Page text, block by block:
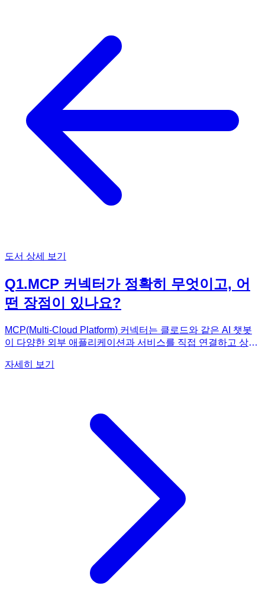
도서 상세 보기
Q1.MCP 커넥터가 정확히 무엇이고, 어
떤 장점이 있나요?
MCP(Multi-Cloud Platform) 커넥터는 클로드와 같은 AI 챗봇
이 다양한 외부 애플리케이션과 서비스를 직접 연결하고 상호
스트 기반의 답변을 제공하는 데 그쳤다면, MCP 커넥터를 활
가장 큰 장점은 AI의 활용 범위를 '대답을 잘 얻는 것'에서 '실제
로 일을 끝내는 것'으로 확장시킨다는 점입니다. 예를 들어, 클
로드에게 특정 데이터를 분석하여 노션에 보고서 초안을 작성
하도록 지시하면, 클로드가 MCP 커넥터를 통해 직접 노션과
연동하여 작업을 처리할 수 있습니다. 이는 반복적이고 시간이
많이 소요되는 업무를 자동화하여 생산성을 비약적으로 향상
시키고, 사용자는 더 창의적이고 전략적인 업무에 집중할 수
있도록 돕습니다. 《이게 되네? 클로드 MCP 커넥터 미친 활
용법 31제》는 이러한 MCP 커넥터의 개념부터 실제 업무에
적용하는 31가지의 구체적인 활용 예제를 통해 AI를 진정한
업무 파트너로 만드는 방법을 상세히 알려줍니다.
자세히 보기